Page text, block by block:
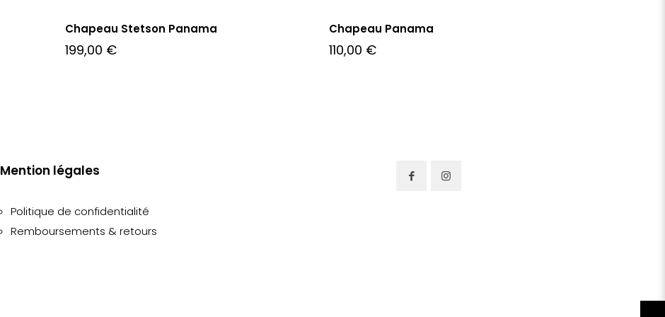
Chapeau Stetson Panama
199,00 €
Chapeau Panama
110,00 €
Mention légales
Politique de confidentialité
Remboursements & retours